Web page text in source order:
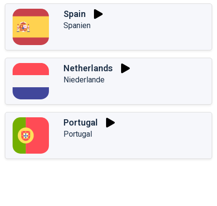
Spain
Spanien
Netherlands
Niederlande
Portugal
Portugal